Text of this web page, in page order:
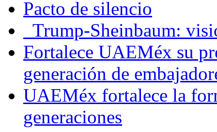
Pacto de silencio
Trump-Sheinbaum:
Fortalece UAEMéx su
generación de
UAEMéx fortalece la
generaciones